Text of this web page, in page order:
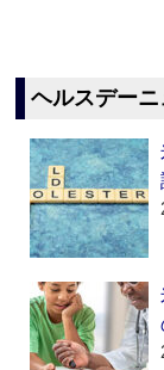
ヘルスデーニ